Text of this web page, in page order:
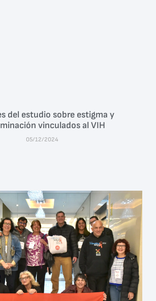
del estudio sobre estigma y
vinculados al VIH
05/12/2024